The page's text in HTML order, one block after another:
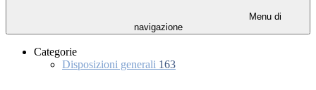
Menu di
navigazione
Categorie
Disposizioni generali 163